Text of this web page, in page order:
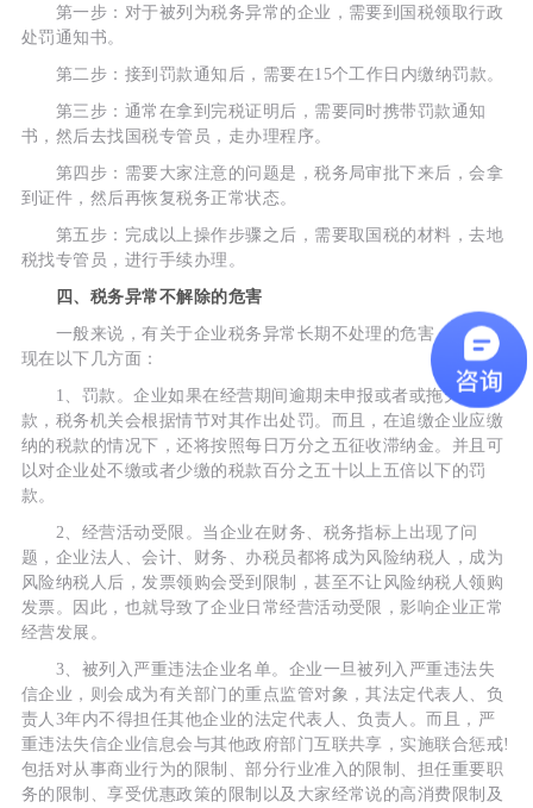
第一步：对于被列为税务异常的企业，需要到国税领取行政
处罚通知书。
第二步：接到罚款通知后，需要在15个工作日内缴纳罚款。
第三步：通常在拿到完税证明后，需要同时携带罚款通知
书，然后去找国税专管员，走办理程序。
第四步：需要大家注意的问题是，税务局审批下来后，会拿
到证件，然后再恢复税务正常状态。
第五步：完成以上操作步骤之后，需要取国税的材料，去地
税找专管员，进行手续办理。
四、税务异常不解除的危害
一般来说，有关于企业税务异常长期不处理的危害，主要表
现在以下几方面：
1、罚款。企业如果在经营期间逾期未申报或者或拖欠税
款，税务机关会根据情节对其作出处罚。而且，在追缴企业应缴
纳的税款的情况下，还将按照每日万分之五征收滞纳金。并且可
以对企业处不缴或者少缴的税款百分之五十以上五倍以下的罚
款。
2、经营活动受限。当企业在财务、税务指标上出现了问
题，企业法人、会计、财务、办税员都将成为风险纳税人，成为
风险纳税人后，发票领购会受到限制，甚至不让风险纳税人领购
发票。因此，也就导致了企业日常经营活动受限，影响企业正常
经营发展。
3、被列入严重违法企业名单。企业一旦被列入严重违法失
信企业，则会成为有关部门的重点监管对象，其法定代表人、负
责人3年内不得担任其他企业的法定代表人、负责人。而且，严
重违法失信企业信息会与其他政府部门互联共享，实施联合惩戒!
包括对从事商业行为的限制、部分行业准入的限制、担任重要职
务的限制、享受优惠政策的限制以及大家经常说的高消费限制及